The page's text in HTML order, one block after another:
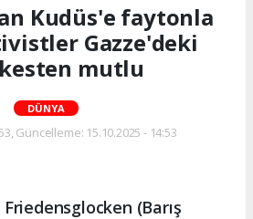
Kudüs'e faytonla
Gazze'deki
mutlu
DÜNYA
Güncelleme: 15.10.2025 - 14:53
(Barış